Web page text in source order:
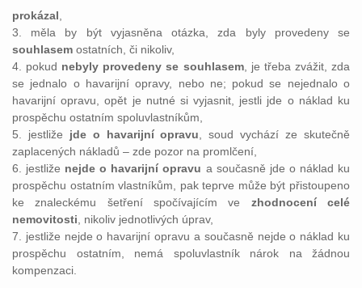
prokázal
3. měla by být vyjasněna otázka, zda byly provedeny se
souhlasem ostatních, či nikoliv,
4. pokud nebyly provedeny se souhlasem, je třeba zvážit, zda
se jednalo o havarijní opravy, nebo ne; pokud se nejednalo o
havarijní opravu, opět je nutné si vyjasnit, jestli jde o náklad ku
prospěchu ostatním spoluvlastníkům,
5. jestliže jde o havarijní opravu , soud vychází ze skutečně
zaplacených nákladů – zde pozor na promlčení,
6. jestliže nejde o havarijní opravu a současně jde o náklad ku
prospěchu ostatním vlastníkům, pak teprve může být přistoupeno
ke znaleckému šetření spočívajícím ve zhodnocení celé
nemovitosti , nikoliv jednotlivých úprav,
7. jestliže nejde o havarijní opravu a současně nejde o náklad ku
prospěchu ostatním, nemá spoluvlastník nárok na žádnou
kompenzaci.